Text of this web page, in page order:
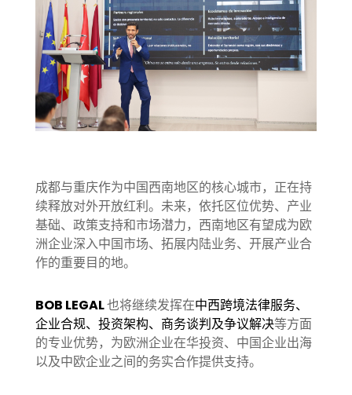
成都与重庆作为中国西南地区的核心城市，正在持
续释放对外开放红利。未来，依托区位优势、产业
基础、政策支持和市场潜力，西南地区有望成为欧
洲企业深入中国市场、拓展内陆业务、开展产业合
作的重要目的地。
BOB LEGAL也将继续发挥在中西跨境法律服务、
企业合规、投资架构、商务谈判及争议解决等方面
的专业优势，为欧洲企业在华投资、中国企业出海
以及中欧企业之间的务实合作提供支持。